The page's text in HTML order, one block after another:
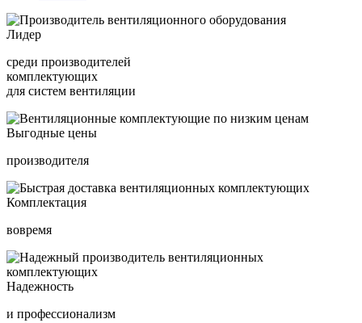
Лидер
среди производителей
комплектующих
для систем вентиляции
Выгодные цены
производителя
Комплектация
вовремя
Надежность
и профессионализм